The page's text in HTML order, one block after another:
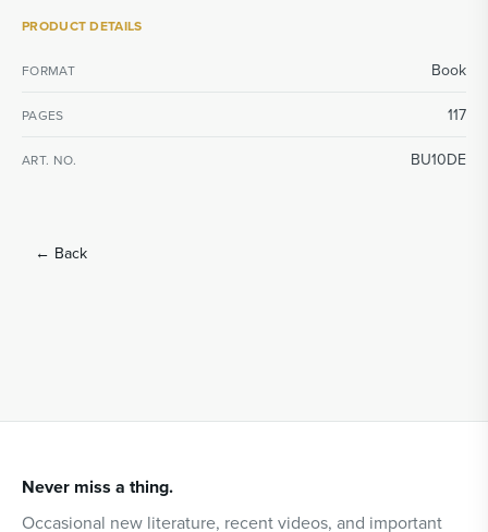
PRODUCT DETAILS
FORMAT Book
PAGES 117
ART. NO. BU10DE
← Back
Never miss a thing.
Occasional new literature, recent videos, and important